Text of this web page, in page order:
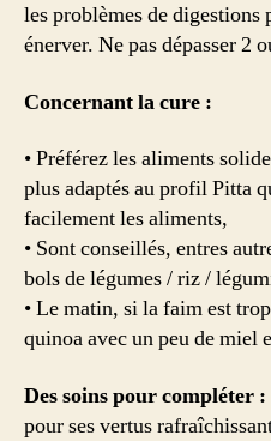
les problèmes de digestions
énerver. Ne pas dépasser 2
Concernant la cure :
• Préférez les aliments
plus adaptés au profil Pitta
facilement les aliments,
• Sont conseillés, entres
bols de légumes / riz /
• Le matin, si la faim est
quinoa avec un peu de miel
Des soins pour compléter :
pour ses vertus